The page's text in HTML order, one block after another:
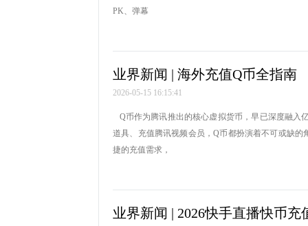
PK、弹幕
业界新闻 | 海外充值Q币全指南
2026-05-15 16:15:41
Q币作为腾讯推出的核心虚拟货币，早已深度融入
道具、充值腾讯视频会员，Q币都扮演着不可或缺
捷的充值需求，
业界新闻 | 2026快手直播快币充